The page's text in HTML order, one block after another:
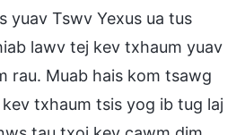
yuav Tswv Yexus ua tus
lawv tej kev txhaum yuav
rau. Muab hais kom tsawg
txhaum tsis yog ib tug laj